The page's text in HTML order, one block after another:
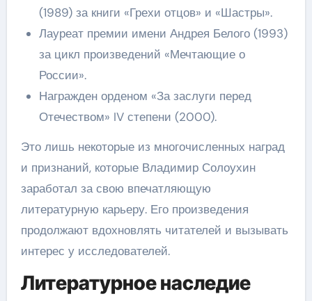
(1989) за книги «Грехи отцов» и «Шастры».
Лауреат премии имени Андрея Белого (1993)
за цикл произведений «Мечтающие о
России».
Награжден орденом «За заслуги перед
Отечеством» IV степени (2000).
Это лишь некоторые из многочисленных наград
и признаний, которые Владимир Солоухин
заработал за свою впечатляющую
литературную карьеру. Его произведения
продолжают вдохновлять читателей и вызывать
интерес у исследователей.
Литературное наследие